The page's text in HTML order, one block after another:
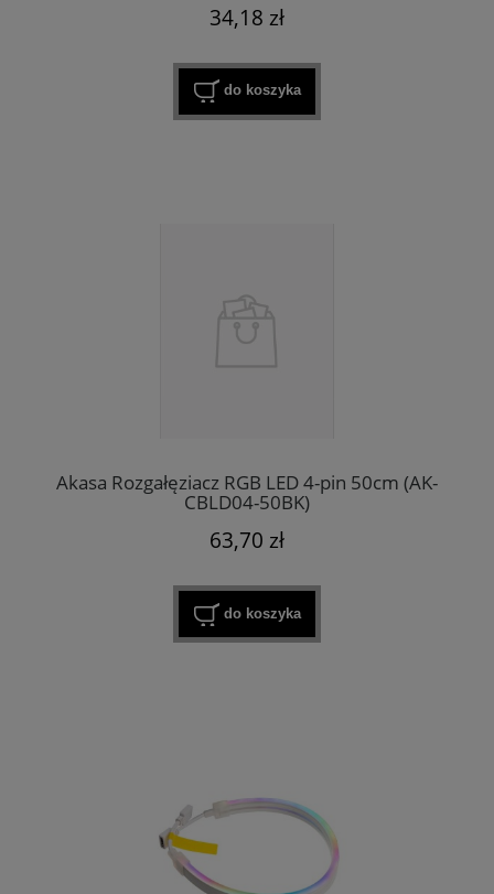
34,18 zł
do koszyka
Akasa Rozgałęziacz RGB LED 4-pin 50cm (AK-
CBLD04-50BK)
63,70 zł
do koszyka